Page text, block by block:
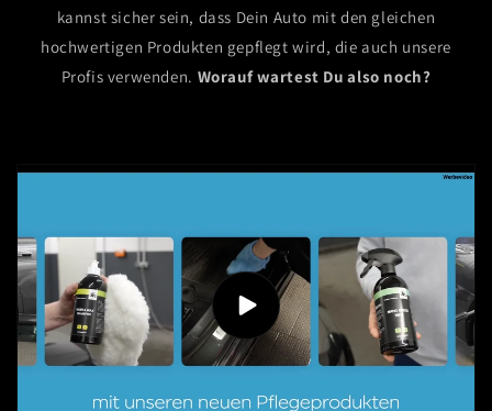
kannst sicher sein, dass Dein Auto mit den gleichen
hochwertigen Produkten gepflegt wird, die auch unsere
Profis verwenden. Worauf wartest Du also noch?